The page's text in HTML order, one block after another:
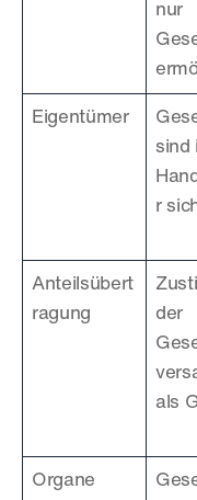
nur
Eigentümer
sind
r
Anteilsübert
ragung
der
als
Organe